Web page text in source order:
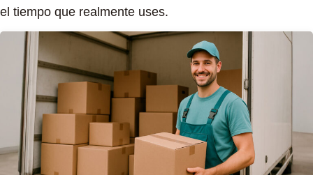
el tiempo que realmente uses.